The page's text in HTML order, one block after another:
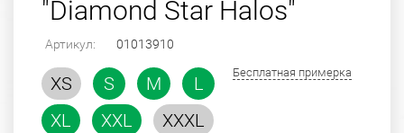
"Diamond Star Halos"
Артикул: 01013910
XS S M
L
XL
XXL
XXXL
Бесплатная примерка